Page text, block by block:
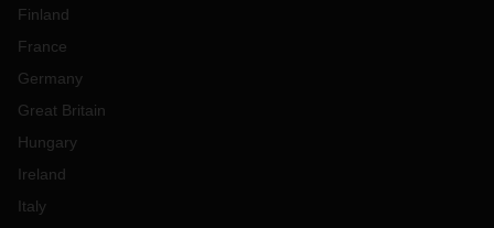
Finland
France
Germany
Great Britain
Hungary
Ireland
Italy